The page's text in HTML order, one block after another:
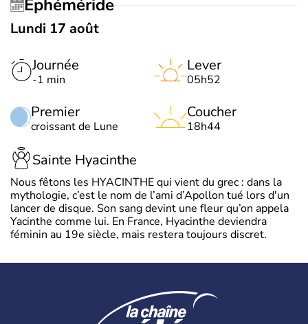
Éphéméride
Lundi 17 août
Journée
-1 min
Premier
croissant de Lune
Lever
05h52
Coucher
18h44
Sainte Hyacinthe
Nous fêtons les HYACINTHE qui vient du grec : dans la
mythologie, c’est le nom de l’ami d’Apollon tué lors d'un
lancer de disque. Son sang devint une fleur qu’on appela
Yacinthe comme lui. En France, Hyacinthe deviendra
féminin au 19e siècle, mais restera toujours discret.